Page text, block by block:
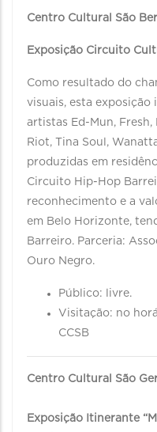
Centro Cultural São
Exposição Circuito
Como resultado do
visuais, esta
artistas Ed-Mun, Fresh,
Riot, Tina Soul,
produzidas em
Circuito Hip-Hop
reconhecimento e a
em Belo Horizonte,
Barreiro. Parceria:
Ouro Negro.
Público: livre.
Visitação: no
CCSB
Centro Cultural São
Exposição Itinerante